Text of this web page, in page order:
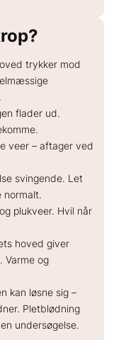
trykker mod
flader ud.
veer – aftager ved
svingende. Let
normalt.
plukveer. Hvil når
hoved giver
Varme og
kan løsne sig –
Pletblødning
undersøgelse.